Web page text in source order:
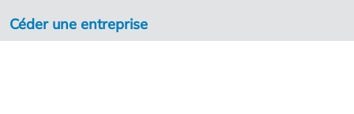
Céder une entreprise